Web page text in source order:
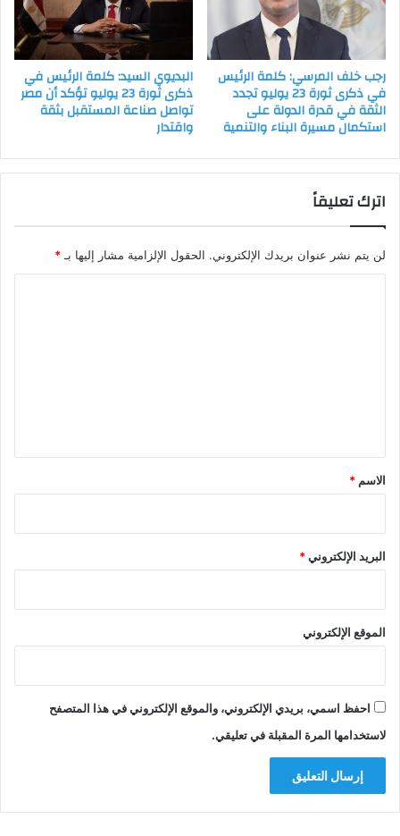
رجب خلف المرسي: كلمة الرئيس
في ذكرى ثورة 23 يوليو تجدد
الثقة في قدرة الدولة على
استكمال مسيرة البناء والتنمية
البديوي السيد: كلمة الرئيس في
ذكرى ثورة 23 يوليو تؤكد أن مصر
تواصل صناعة المستقبل بثقة
واقتدار
اترك تعليقاً
لن يتم نشر عنوان بريدك الإلكتروني. الحقول الإلزامية مشار إليها بـ*
*
الاسم *
البريد الإلكتروني*
الموقع الإلكتروني
احفظ اسمي، بريدي الإلكتروني، والموقع الإلكتروني في هذا المتصفح
لاستخدامها المرة المقبلة في تعليقي.